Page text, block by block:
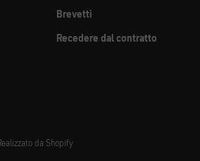
Brevetti
Recedere dal contratto
da Shopify